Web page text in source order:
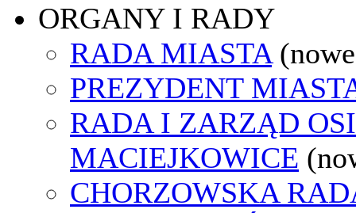
ORGANY I RADY
RADA MIASTA
PREZYDENT
RADA I ZARZĄD
MACIEJKOWICE
CHORZOWSKA